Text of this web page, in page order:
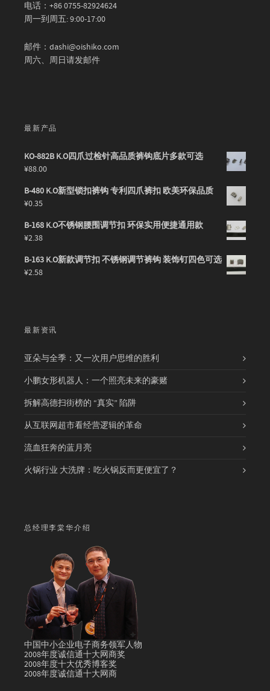
电话：+86 0755-82924624
周一到周五: 9:00-17:00
邮件：dashi@oishiko.com
周六、周日请发邮件
最新产品
KO-882B K.O四爪过检针高品质裤钩底片多款可选
¥88.00
B-480 K.O新型锁扣裤钩 专利四爪裤扣 欧美环保品质
¥0.35
B-168 K.O不锈钢腰围调节扣 环保实用便捷通用款
¥2.38
B-163 K.O新款调节扣 不锈钢调节裤钩 装饰钉四色可选
¥2.58
最新资讯
亚朵与全季：又一次用户思维的胜利
小鹏女形机器人：一个照亮未来的豪赌
拆解高德扫街榜的 “真实” 陷阱
从互联网超市看经营逻辑的革命
流血狂奔的蓝月亮
火锅行业 大洗牌：吃火锅反而更便宜了？
总经理李棠华介绍
中国中小企业电子商务领军人物
2008年度诚信通十大网商奖
2008年度十大优秀博客奖
2008年度诚信通十大网商